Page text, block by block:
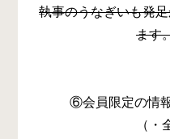
執事のうなぎいも発
ます
⑥会員限定の情
（・